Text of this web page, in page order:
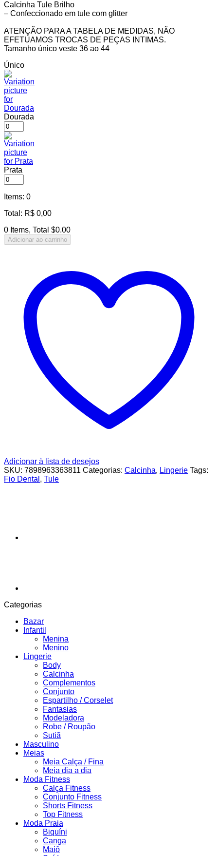
Calcinha Tule Brilho
– Confeccionado em tule com glitter
ATENÇÃO PARA A TABELA DE MEDIDAS, NÃO
EFETUAMOS TROCAS DE PEÇAS INTIMAS.
Tamanho único veste 36 ao 44
Único
Dourada
Prata
Items: 0
Total : R$ 0,00
0 Items, Total $0.00
Adicionar ao carrinho
Adicionar à lista de desejos
SKU: 7898963363811 Categorias: Calcinha, Lingerie Tags:
Fio Dental , Tule
Categorias
Bazar
Infantil
Menina
Menino
Lingerie
Body
Calcinha
Complementos
Conjunto
Espartilho / Corselet
Fantasias
Modeladora
Robe / Roupão
Sutiã
Masculino
Meias
Meia Calça / Fina
Meia dia a dia
Moda Fitness
Calça Fitness
Conjunto Fitness
Shorts Fitness
Top Fitness
Moda Praia
Biquíni
Canga
Maiô